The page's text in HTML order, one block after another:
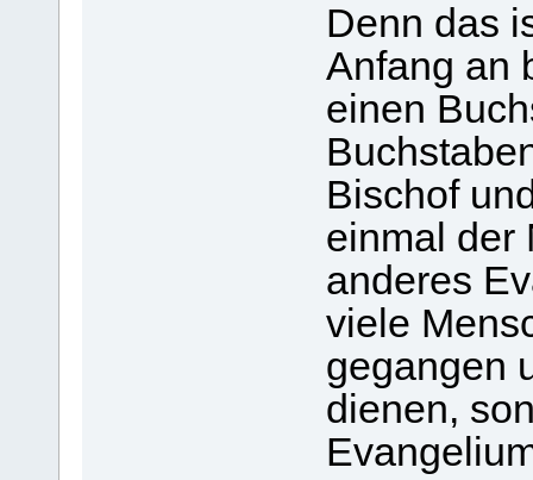
Denn das
Anfang an
einen
Bischof
einmal der
anderes
viele
gegangen
dienen,